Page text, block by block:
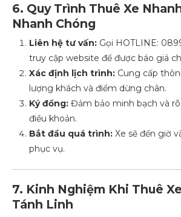
6. Quy Trình Thuê Xe
Nhanh Chóng
Liên hệ tư vấn: Gọi HOTLINE:
truy cập website để được báo giá
Xác định lịch trình: Cung cấp
lượng khách và điểm dừng chân.
Ký đồng: Đảm bảo minh bạch và
điều khoản.
Bắt đầu quá trình: Xe sẽ đến giờ
phục vụ.
7. Kinh Nghiệm Khi Thuê
Tánh Linh